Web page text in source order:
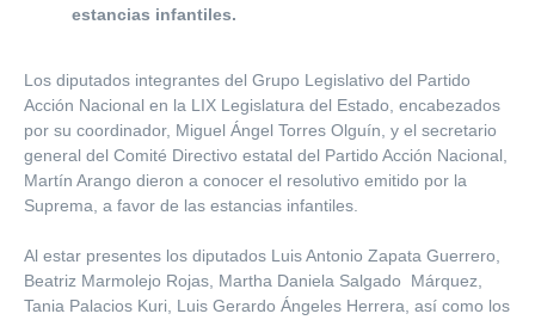
estancias infantiles.
Los diputados integrantes del Grupo Legislativo del Partido
Acción Nacional en la LIX Legislatura del Estado, encabezados
por su coordinador, Miguel Ángel Torres Olguín, y el secretario
general del Comité Directivo estatal del Partido Acción Nacional,
Martín Arango dieron a conocer el resolutivo emitido por la
Suprema, a favor de las estancias infantiles.
Al estar presentes los diputados Luis Antonio Zapata Guerrero,
Beatriz Marmolejo Rojas, Martha Daniela Salgado Márquez,
Tania Palacios Kuri, Luis Gerardo Ángeles Herrera, así como los